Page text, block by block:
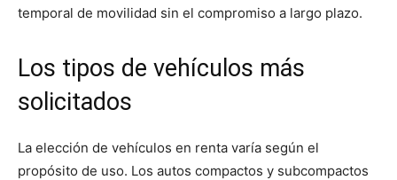
temporal de movilidad sin el compromiso a largo plazo.
Los tipos de vehículos más
solicitados
La elección de vehículos en renta varía según el
propósito de uso. Los autos compactos y subcompactos